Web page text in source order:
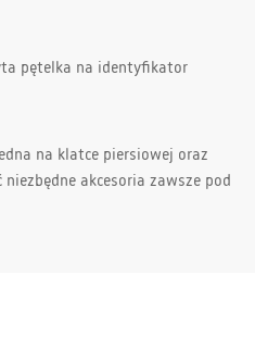
pętelka na identyfikator
na klatce piersiowej oraz
akcesoria zawsze pod